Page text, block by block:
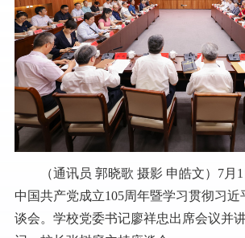
（通讯员 郭晓歌 摄影 申皓文） 7月
中国共产党成立105周年暨学习贯彻习近
谈会。学校党委书记廖祥忠出席会议并